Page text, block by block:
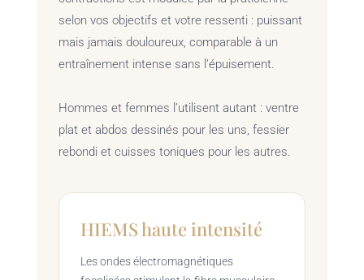
selon vos objectifs et votre ressenti : puissant
mais jamais douloureux, comparable à un
entraînement intense sans l’épuisement.
Hommes et femmes l’utilisent autant : ventre
plat et abdos dessinés pour les uns, fessier
rebondi et cuisses toniques pour les autres.
HIEMS haute intensité
Les ondes électromagnétiques